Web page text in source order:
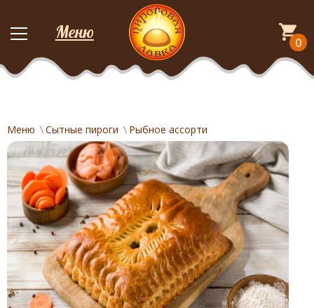
Меню
0
Меню Сытные пироги Рыбное ассорти